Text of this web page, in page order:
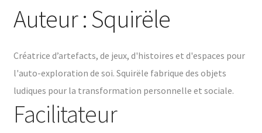
À PROPOS
MENU
BLOGUE
CONTACT
Auteur :Squirële
Créatrice d’artefacts, de jeux, d'histoires et d'espaces pour
l'auto-exploration de soi. Squirële fabrique des objets
ludiques pour la transformation personnelle et sociale.
Facilitateur